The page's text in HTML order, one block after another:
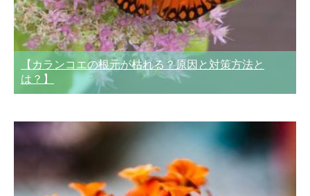
【カランコエの根元が枯れる？原因と対策方法と
は？】